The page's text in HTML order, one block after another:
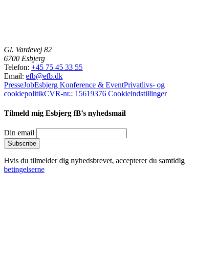
Gl. Vardevej 82
6700 Esbjerg
Telefon: +45 75 45 33 55
Email: efb@efb.dk
PresseJobEsbjerg Konference & EventPrivatlivs- og
cookiepolitikCVR-nr.: 15619376 Cookieindstillinger
Tilmeld mig Esbjerg fB's nyhedsmail
Din email
Hvis du tilmelder dig nyhedsbrevet, accepterer du samtidig
betingelserne